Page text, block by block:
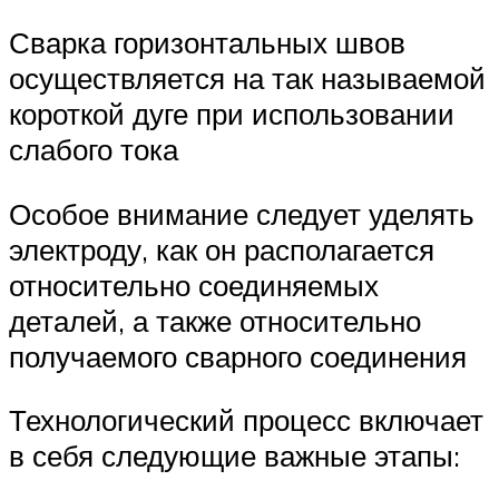
Сварка горизонтальных швов
осуществляется на так называемой
короткой дуге при использовании
слабого тока
Особое внимание следует уделять
электроду, как он располагается
относительно соединяемых
деталей, а также относительно
получаемого сварного соединения
Технологический процесс включает
в себя следующие важные этапы: